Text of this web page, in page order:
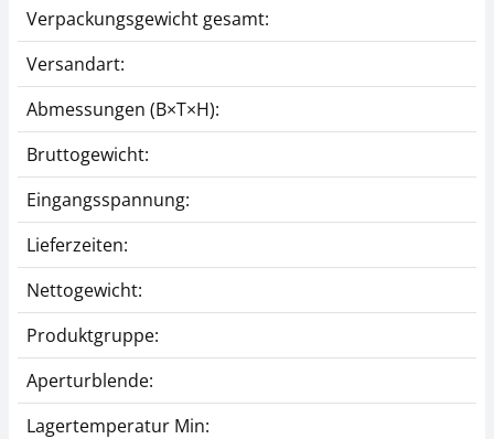
CHF 179,99 inkl. Mwst.
Mikroskop Okular
KERN OBB-A1354
CHF 45,00
CHF 48,64 inkl. Mwst.
KERN OBB-A1183
CHF 22,50
Verpackungsgewicht gesamt:
Versandart:
Abmessungen (B×T×H):
Bruttogewicht:
Eingangsspannung:
Lieferzeiten:
Nettogewicht:
Produktgruppe:
Aperturblende:
Lagertemperatur Min: